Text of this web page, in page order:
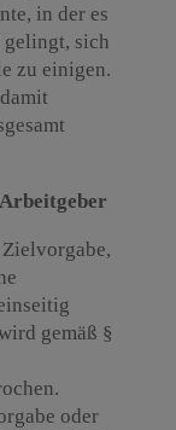
in der es
sich
zu einigen.
gemäß §
oder